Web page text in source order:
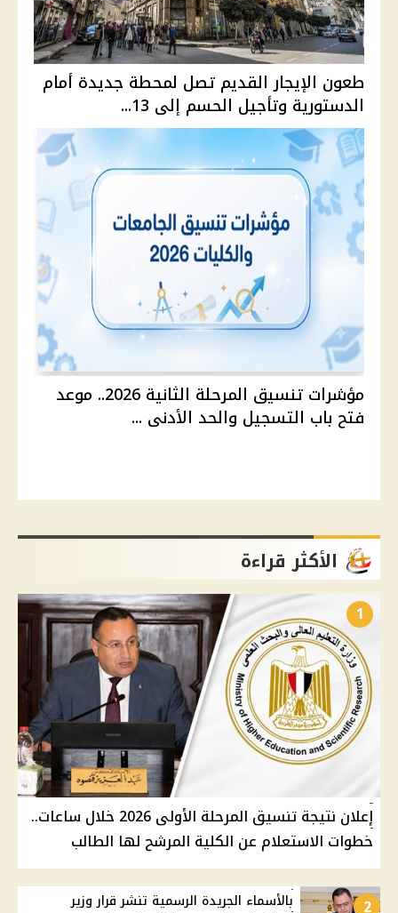
طعون الإيجار القديم تصل لمحطة جديدة أمام
الدستورية وتأجيل الحسم إلى 13...
مؤشرات تنسيق المرحلة الثانية 2026.. موعد
فتح باب التسجيل والحد الأدنى ...
الأكثر قراءة
1
إعلان نتيجة تنسيق المرحلة الأولى 2026 خلال ساعات..
خطوات الاستعلام عن الكلية المرشح لها الطالب
2
بالأسماء الجريدة الرسمية تنشر قرار وزير